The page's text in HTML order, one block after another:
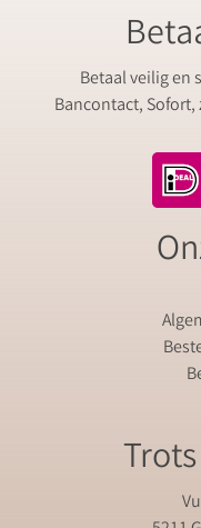
Betaal veilig en
Bancontact,